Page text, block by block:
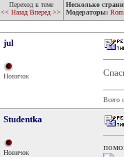
Переход к теме
<< Назад Вперед >>
Несколько
Модераторы:
jul
Новичок
Всего
Studentka
Новичок